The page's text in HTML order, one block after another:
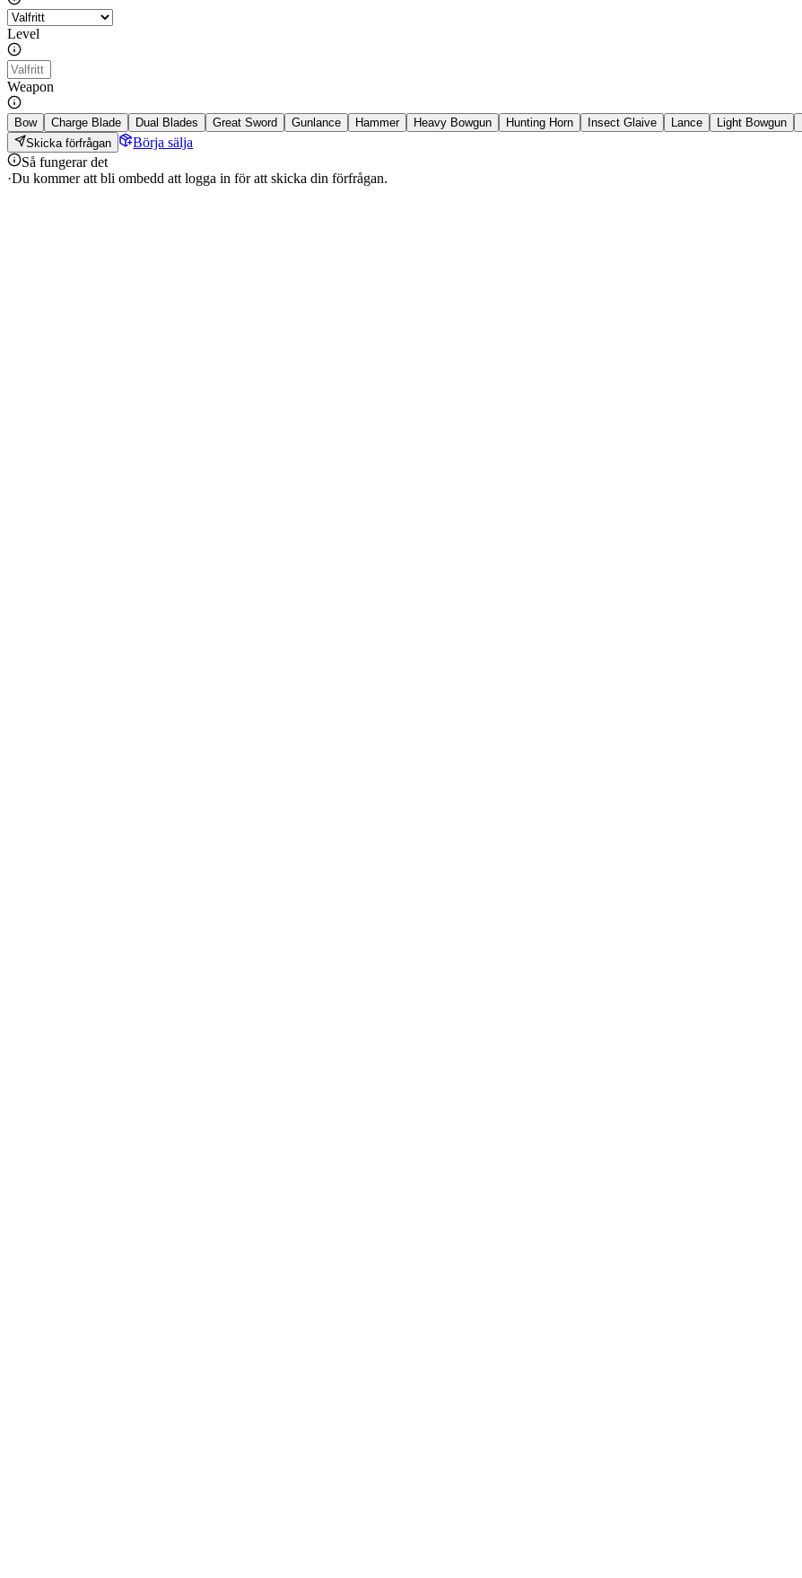
Level
Weapon
Bow Charge Blade Dual Blades Great Sword Gunlance Hammer Heavy Bowgun Hunting Horn Insect Glaive Lance Light Bowgun
Skicka förfrågan
Börja sälja
Så fungerar det
·Du kommer att bli ombedd att logga in för att skicka din förfrågan.